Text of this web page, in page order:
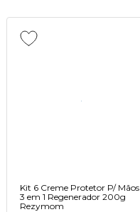
Kit 6 Creme Protetor P/ Mãos
3 em 1 Regenerador 200g
Rezymom